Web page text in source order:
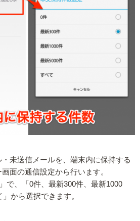
未送信メールを、端末内に保持する
面の通信設定から行います。
で、「0件、最新300件、最新1000
から選択できます。